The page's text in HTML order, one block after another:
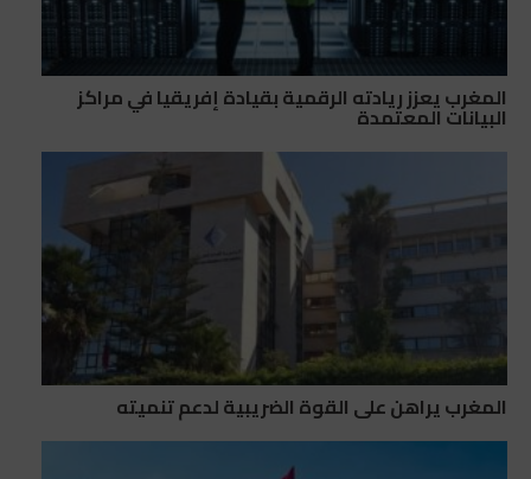
المغرب يعزز ريادته الرقمية بقيادة إفريقيا في مراكز
البيانات المعتمدة
المغرب يراهن على القوة الضريبية لدعم تنميته